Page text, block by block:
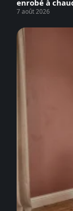
enrobé à
7 août 2026